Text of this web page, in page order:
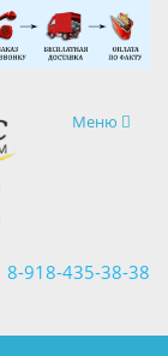
Навигация
Меню
8-918-435-38-38
×